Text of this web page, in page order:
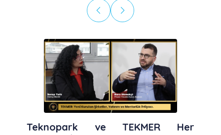
Teknopark ve TEKMER Her